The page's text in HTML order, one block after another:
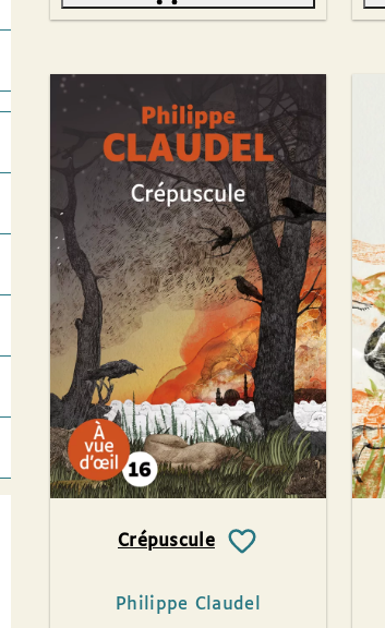
Crépuscule
Philippe Claudel